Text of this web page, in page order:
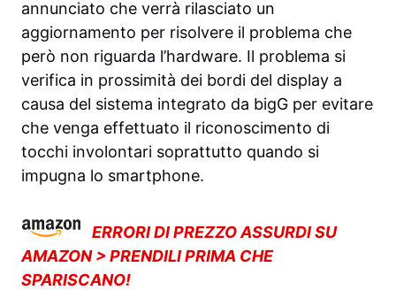
annunciato che verrà rilasciato un
aggiornamento per risolvere il problema che
però non riguarda l’hardware. Il problema si
verifica in prossimità dei bordi del display a
causa del sistema integrato da bigG per evitare
che venga effettuato il riconoscimento di
tocchi involontari soprattutto quando si
impugna lo smartphone.
ERRORI DI PREZZO ASSURDI SU
AMAZON > PRENDILI PRIMA CHE
SPARISCANO!